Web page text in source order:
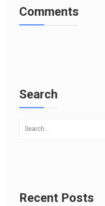
Comments
Search
Recent Posts